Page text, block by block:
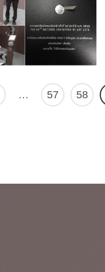
… 57 58